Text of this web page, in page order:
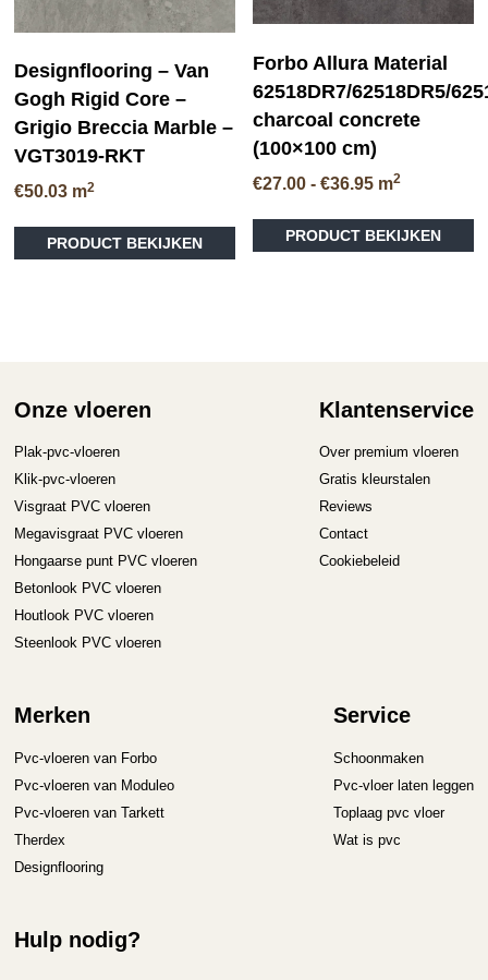
productpagina
Designflooring – Van
Gogh Rigid Core –
Grigio Breccia Marble –
VGT3019-RKT
€50.03 m2
PRODUCT BEKIJKEN
Forbo Allura Material
62518DR7/62518DR5/
charcoal concrete
(100×100 cm)
€27.00 - €36.95Prijsklasse:
tot
€36.95
m2
PRODUCT BEKIJKEN
Onze vloeren
Plak-pvc-vloeren
Klik-pvc-vloeren
Visgraat PVC vloeren
Megavisgraat PVC vloeren
Hongaarse punt PVC vloeren
Betonlook PVC vloeren
Houtlook PVC vloeren
Steenlook PVC vloeren
Klantenservice
Over premium vloeren
Gratis kleurstalen
Reviews
Contact
Cookiebeleid
Merken
Pvc-vloeren van Forbo
Pvc-vloeren van Moduleo
Pvc-vloeren van Tarkett
Therdex
Designflooring
Service
Schoonmaken
Pvc-vloer laten leggen
Toplaag pvc vloer
Wat is pvc
Hulp nodig?